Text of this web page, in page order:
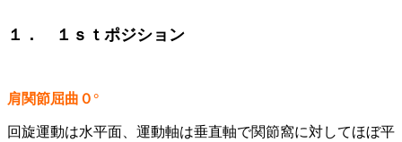
１． １ｓｔポジション
肩関節屈曲０°
回旋運動は水平面、運動軸は垂直軸で関節窩に対してほぼ平